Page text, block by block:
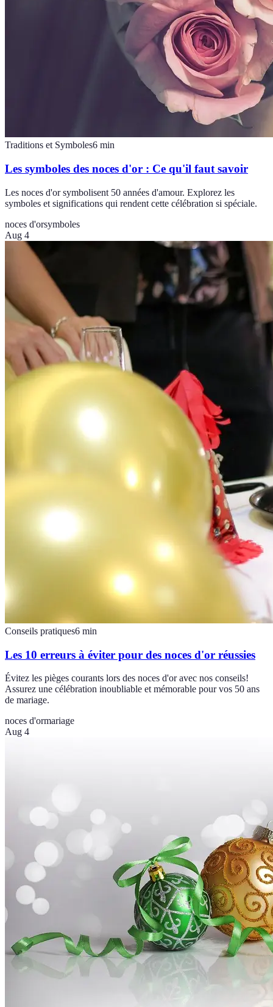
Traditions et Symboles6 min
Les symboles des noces d'or : Ce qu'il faut savoir
Les noces d'or symbolisent 50 années d'amour. Explorez les
symboles et significations qui rendent cette célébration si spéciale.
noces d'orsymboles
Aug 4
Conseils pratiques6 min
Les 10 erreurs à éviter pour des noces d'or réussies
Évitez les pièges courants lors des noces d'or avec nos conseils!
Assurez une célébration inoubliable et mémorable pour vos 50 ans
de mariage.
noces d'ormariage
Aug 4